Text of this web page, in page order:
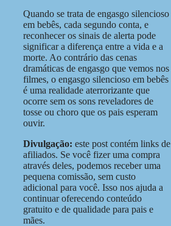
Quando se trata de engasgo silencioso
em bebês, cada segundo conta, e
reconhecer os sinais de alerta pode
significar a diferença entre a vida e a
morte. Ao contrário das cenas
dramáticas de engasgo que vemos nos
filmes, o engasgo silencioso em bebês
é uma realidade aterrorizante que
ocorre sem os sons reveladores de
tosse ou choro que os pais esperam
ouvir.
Divulgação: este post contém links de
afiliados. Se você fizer uma compra
através deles, podemos receber uma
pequena comissão, sem custo
adicional para você. Isso nos ajuda a
continuar oferecendo conteúdo
gratuito e de qualidade para pais e
mães.